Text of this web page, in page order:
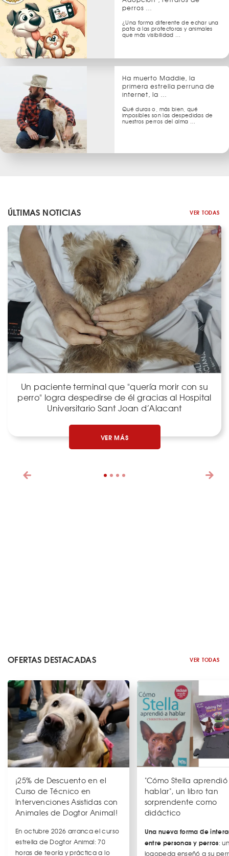
perros …
¿Una forma diferente de echar una
pata a las protectoras y animales
que más visibilidad …
Ha muerto Maddie, la
primera estrella perruna de
internet, la …
Qué duras o, más bien, qué
imposibles son las despedidas de
nuestros perros del alma …
ÚLTIMAS NOTICIAS VER TODAS
Un paciente terminal que "quería morir con su
perro" logra despedirse de él gracias al Hospital
Universitario Sant Joan d’Alacant
VER MÁS
OFERTAS DESTACADAS VER TODAS
¡25% de Descuento en el
Curso de Técnico en
Intervenciones Asistidas con
Animales de Dogtor Animal!
En octubre 2026 arranca el curso
estrella de Dogtor Animal: 70
horas de teoría y práctica a lo
"Cómo Stella
hablar", un libro tan
sorprendente como
didáctico
Una nueva forma de
entre personas y perros:
logopeda enseñó a su